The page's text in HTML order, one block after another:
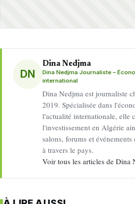
DN
Dina Nedjma
Dina Nedjma Journaliste –
international
Dina Nedjma est journaliste
2019. Spécialisée dans
l'actualité internationale, elle
l'investissement en Algérie
salons, forums et
à travers le pays.
Voir tous les articles de